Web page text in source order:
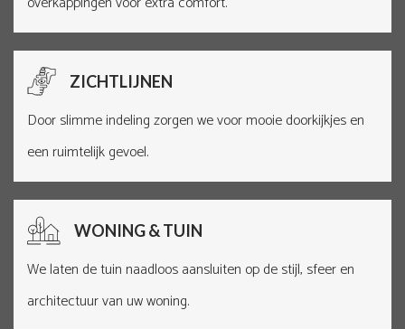
ZICHTLIJNEN
Door slimme indeling zorgen we voor mooie doorkijkjes en
een ruimtelijk gevoel.
WONING & TUIN
We laten de tuin naadloos aansluiten op de stijl, sfeer en
architectuur van uw woning.